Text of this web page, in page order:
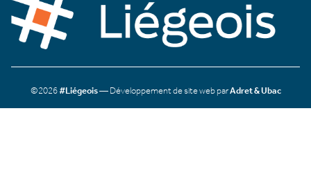
©2026#Liégeois— Développement de site web parAdret & Ubac